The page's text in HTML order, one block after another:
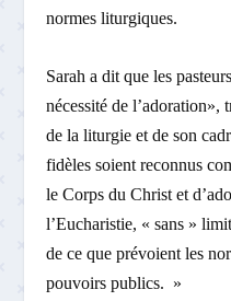
normes liturgiques.
Sarah a dit que les
nécessité de
de la liturgie et de son
fidèles soient reconnus
le Corps du Christ et
l’Eucharistie, « sans »
de ce que prévoient les
pouvoirs publics. »